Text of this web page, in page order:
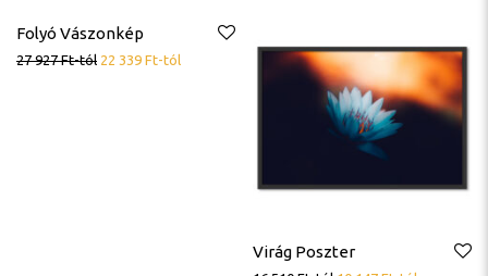
Folyó Vászonkép
27 927Ft-tól 22 339 Ft-tól
Virág Poszter